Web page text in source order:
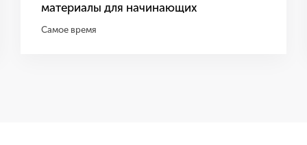
материалы для начинающих
Самое время